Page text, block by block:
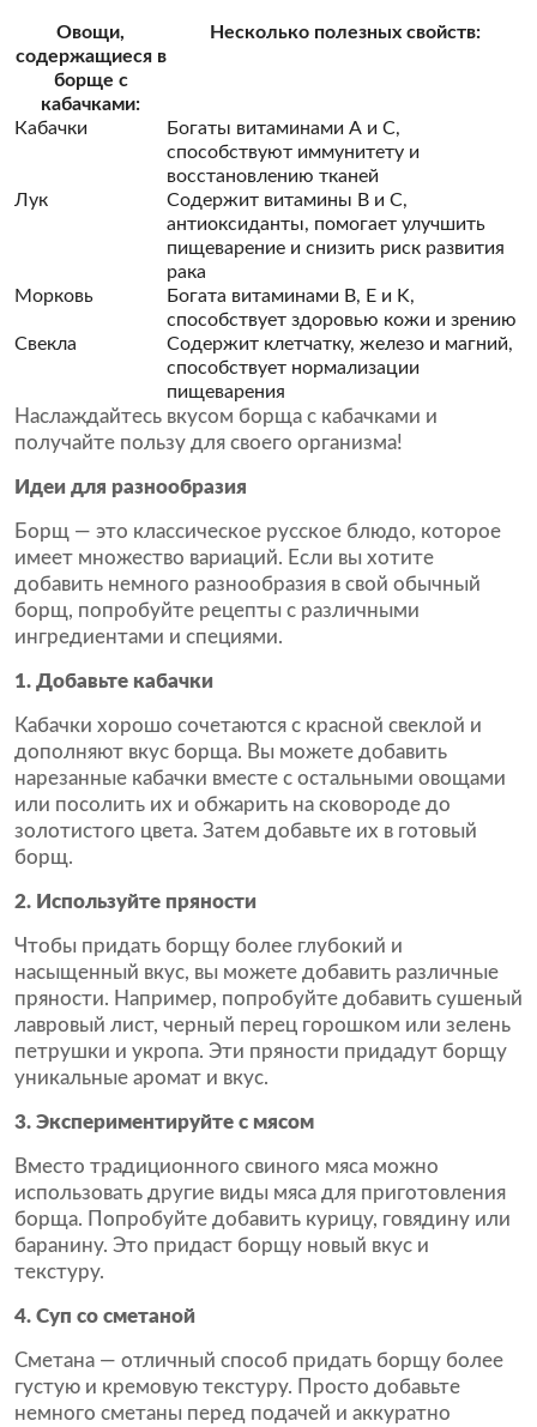
Овощи,
содержащиеся в
борще с
кабачками:
Несколько полезных свойств:
Кабачки
Богаты витаминами А и С,
способствуют иммунитету и
восстановлению тканей
Лук
Содержит витамины B и C,
антиоксиданты, помогает улучшить
пищеварение и снизить риск развития
рака
Морковь
Богата витаминами B, E и K,
способствует здоровью кожи и зрению
Свекла
Содержит клетчатку, железо и магний,
способствует нормализации
пищеварения
Наслаждайтесь вкусом борща с кабачками и
получайте пользу для своего организма!
Идеи для разнообразия
Борщ — это классическое русское блюдо, которое
имеет множество вариаций. Если вы хотите
добавить немного разнообразия в свой обычный
борщ, попробуйте рецепты с различными
ингредиентами и специями.
1. Добавьте кабачки
Кабачки хорошо сочетаются с красной свеклой и
дополняют вкус борща. Вы можете добавить
нарезанные кабачки вместе с остальными овощами
или посолить их и обжарить на сковороде до
золотистого цвета. Затем добавьте их в готовый
борщ.
2. Используйте пряности
Чтобы придать борщу более глубокий и
насыщенный вкус, вы можете добавить различные
пряности. Например, попробуйте добавить сушеный
лавровый лист, черный перец горошком или зелень
петрушки и укропа. Эти пряности придадут борщу
уникальные аромат и вкус.
3. Экспериментируйте с мясом
Вместо традиционного свиного мяса можно
использовать другие виды мяса для приготовления
борща. Попробуйте добавить курицу, говядину или
баранину. Это придаст борщу новый вкус и
текстуру.
4. Суп со сметаной
Сметана — отличный способ придать борщу более
густую и кремовую текстуру. Просто добавьте
немного сметаны перед подачей и аккуратно